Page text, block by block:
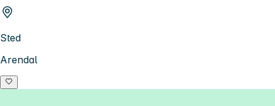
Sted
Arendal